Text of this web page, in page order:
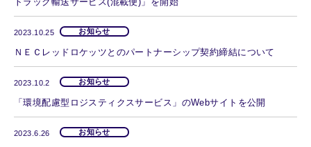
2023.10.25 お知らせ
ＮＥＣレッドロケッツとのパートナーシップ契約締結について
2023.10.2 お知らせ
「環境配慮型ロジスティクスサービス」のWebサイトを公開
2023.6.26 お知らせ